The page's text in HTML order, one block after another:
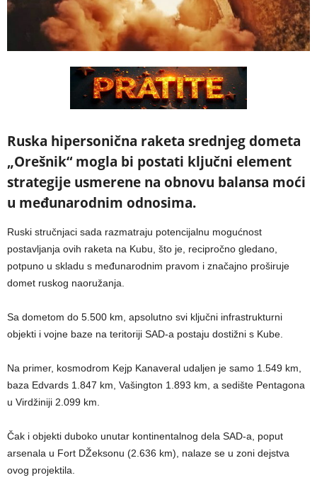
Ruska hipersonična raketa srednjeg dometa
„Orešnik“ mogla bi postati ključni element
strategije usmerene na obnovu balansa moći
u međunarodnim odnosima.
Ruski stručnjaci sada razmatraju potencijalnu mogućnost
postavljanja ovih raketa na Kubu, što je, recipročno gledano,
potpuno u skladu s međunarodnim pravom i značajno proširuje
domet ruskog naoružanja.
Sa dometom do 5.500 km, apsolutno svi ključni infrastrukturni
objekti i vojne baze na teritoriji SAD-a postaju dostižni s Kube.
Na primer, kosmodrom Kejp Kanaveral udaljen je samo 1.549 km,
baza Edvards 1.847 km, Vašington 1.893 km, a sedište Pentagona
u Virdžiniji 2.099 km.
Čak i objekti duboko unutar kontinentalnog dela SAD-a, poput
arsenala u Fort DŽeksonu (2.636 km), nalaze se u zoni dejstva
ovog projektila.